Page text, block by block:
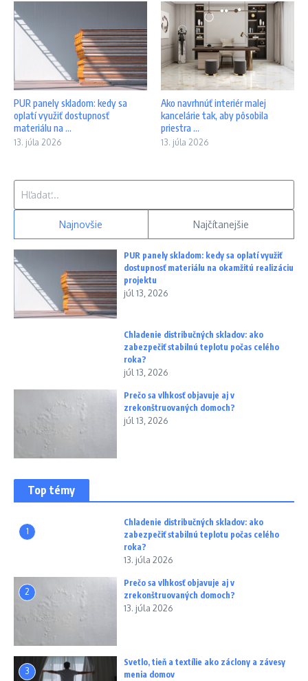
PUR panely skladom: kedy sa
oplatí využiť dostupnosť
materiálu na ...
13. júla 2026
Ako navrhnúť interiér malej
kancelárie tak, aby pôsobila
priestra ...
13. júla 2026
Najnovšie Najčítanejšie
PUR panely skladom: kedy sa oplatí využiť
dostupnosť materiálu na okamžitú realizáciu
projektu
júl 13, 2026
Chladenie distribučných skladov: ako
zabezpečiť stabilnú teplotu počas celého
roka?
júl 13, 2026
Prečo sa vlhkosť objavuje aj v
zrekonštruovaných domoch?
júl 13, 2026
Top témy
1
Chladenie distribučných skladov: ako
zabezpečiť stabilnú teplotu počas celého
roka?
13. júla 2026
2
Prečo sa vlhkosť objavuje aj v
zrekonštruovaných domoch?
13. júla 2026
3
Svetlo, tieň a textílie ako záclony a závesy
menia domov